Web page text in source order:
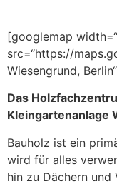
[googlemap
src=“https://
Wiesengrund,
Das
Kleingartenanlage
Bauholz ist ein
wird für alles
hin zu Dächern und